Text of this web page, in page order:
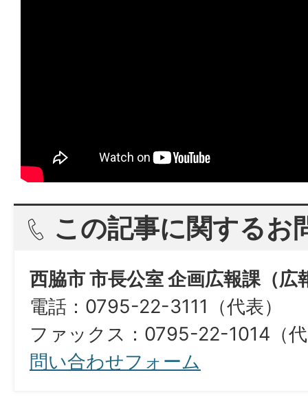
この記事に関するお
西脇市 市長公室 企画広報課（広
電話：0795-22-3111（代表）
ファックス：0795-22-1014（
問い合わせフォーム